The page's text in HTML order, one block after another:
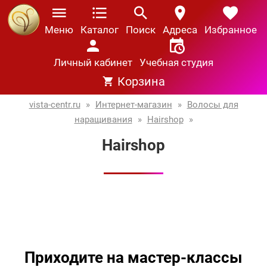
Меню Каталог Поиск Адреса Избранное
Личный кабинет Учебная студия
Корзина
vista-centr.ru » Интернет-магазин » Волосы для
наращивания
» Hairshop »
Hairshop
Приходите на мастер-классы